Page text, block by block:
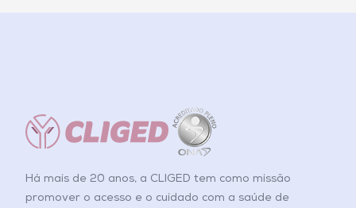
Há mais de 20 anos, a CLIGED tem como missão
promover o acesso e o cuidado com a saúde de